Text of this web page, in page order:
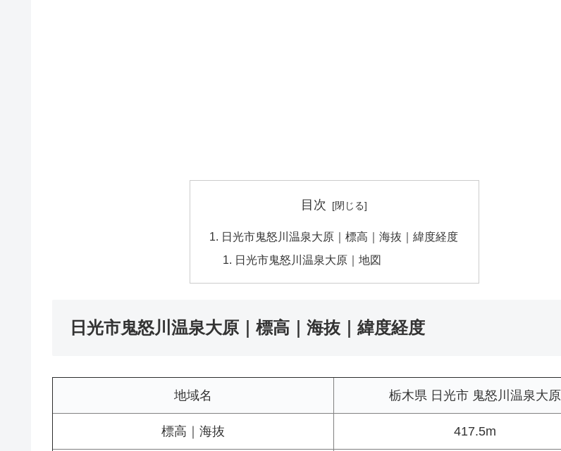
目次
日光市鬼怒川温泉大原｜標高｜海抜｜緯度経度
日光市鬼怒川温泉大原｜地図
日光市鬼怒川温泉大原｜標高｜海抜｜緯度経度
地域名 栃木県 日光市 鬼怒川温泉大原
標高｜海抜 417.5m